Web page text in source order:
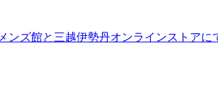
ンズ館と三越伊勢丹オンラインストアに